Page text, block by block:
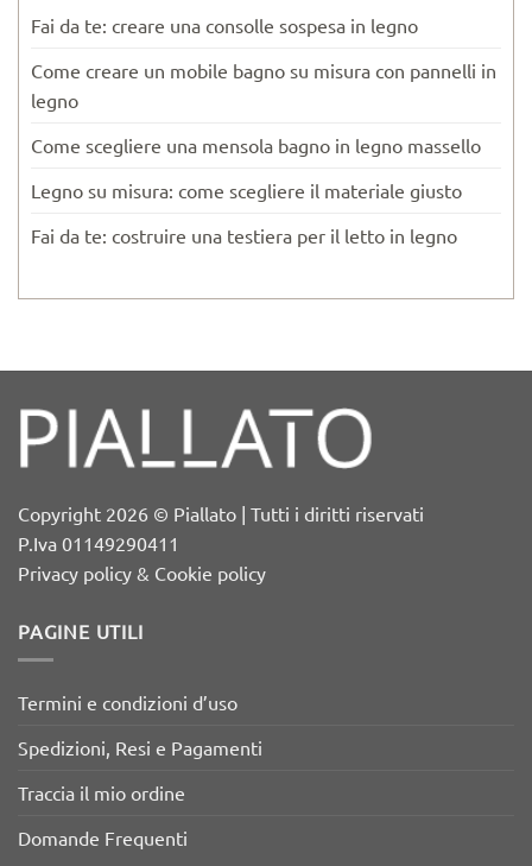
Fai da te: creare una consolle sospesa in legno
Come creare un mobile bagno su misura con pannelli in
legno
Come scegliere una mensola bagno in legno massello
Legno su misura: come scegliere il materiale giusto
Fai da te: costruire una testiera per il letto in legno
Copyright 2026 © Piallato | Tutti i diritti riservati
P.Iva 01149290411
Privacy policy & Cookie policy
PAGINE UTILI
Termini e condizioni d’uso
Spedizioni, Resi e Pagamenti
Traccia il mio ordine
Domande Frequenti